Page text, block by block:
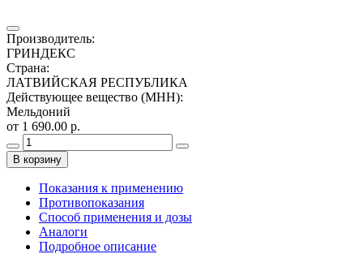
Производитель:
ГРИНДЕКС
Страна:
ЛАТВИЙСКАЯ РЕСПУБЛИКА
Действующее вещество (МНН):
Мельдоний
от 1 690.00 р.
В корзину
Показания к применению
Противопоказания
Способ применения и дозы
Аналоги
Подробное описание